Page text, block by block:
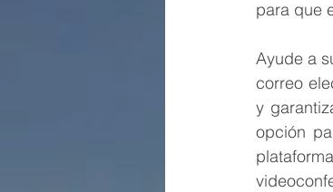
para que
Ayude a
correo
y
opción